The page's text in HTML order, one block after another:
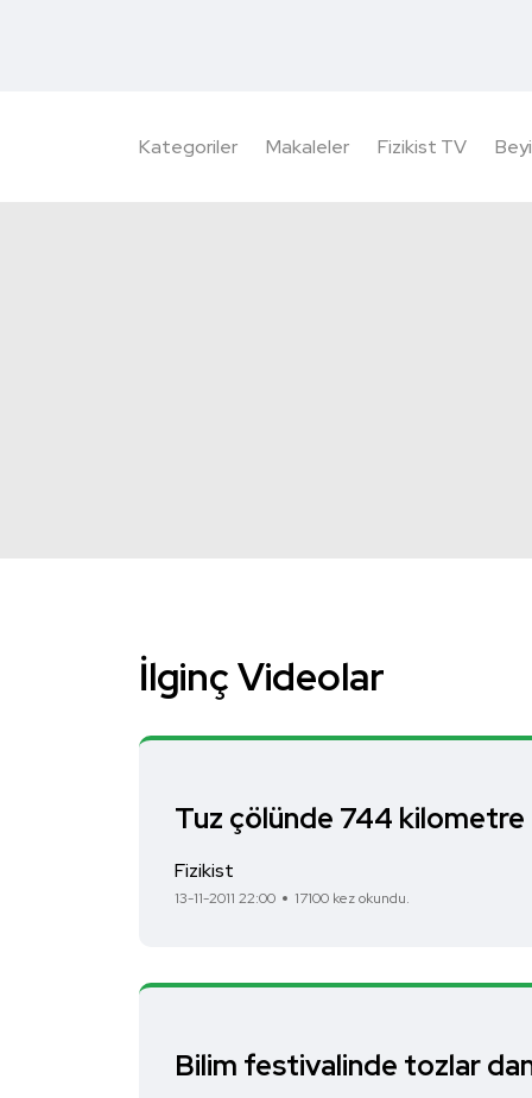
Kategoriler Makaleler Fizikist TV
İlginç Videolar
Tuz çölünde 744 kilometre
Fizikist
13-11-2011 22:00 17100 kez okundu.
Bilim festivalinde tozlar